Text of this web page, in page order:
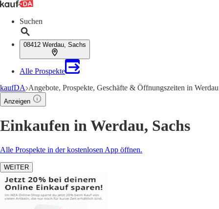
Suchen
08412 Werdau, Sachs
Alle Prospekte
kaufDA Angebote, Prospekte, Geschäfte & Öffnungszeiten in Werdau
Anzeigen
Einkaufen in Werdau, Sachs
Alle Prospekte in der kostenlosen App öffnen.
WEITER